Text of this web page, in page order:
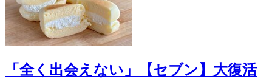
「全く出会えない」【セブン】大復活